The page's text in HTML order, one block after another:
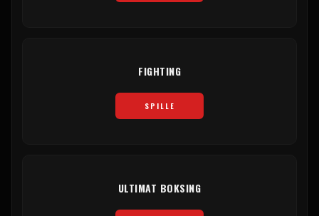
FIGHTING
SPILLE
ULTIMAT BOKSING